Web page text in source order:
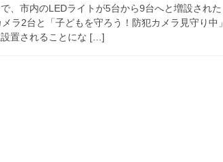
、市内のLEDライトが5台から9台へと増設された
ラ2台と「子どもを守ろう！防犯カメラ見守り中」
置されることにな […]